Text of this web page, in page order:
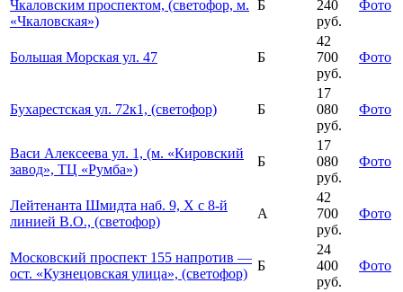
Чкаловским проспектом, (светофор, м.
«Чкаловская»)
Б
240
руб.
Фото
Большая Морская ул. 47 Б
42
700
руб.
Фото
Бухарестская ул. 72к1, (светофор) Б
17
080
руб.
Фото
Васи Алексеева ул. 1, (м. «Кировский
завод», ТЦ «Румба»)
Б
17
080
руб.
Фото
Лейтенанта Шмидта наб. 9, Х с 8-й
линией В.О., (светофор)
А
42
700
руб.
Фото
Московский проспект 155 напротив —
ост. «Кузнецовская улица», (светофор)
Б
24
400
руб.
Фото